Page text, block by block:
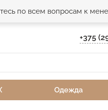
по всем вопросам к
+375
Одежда